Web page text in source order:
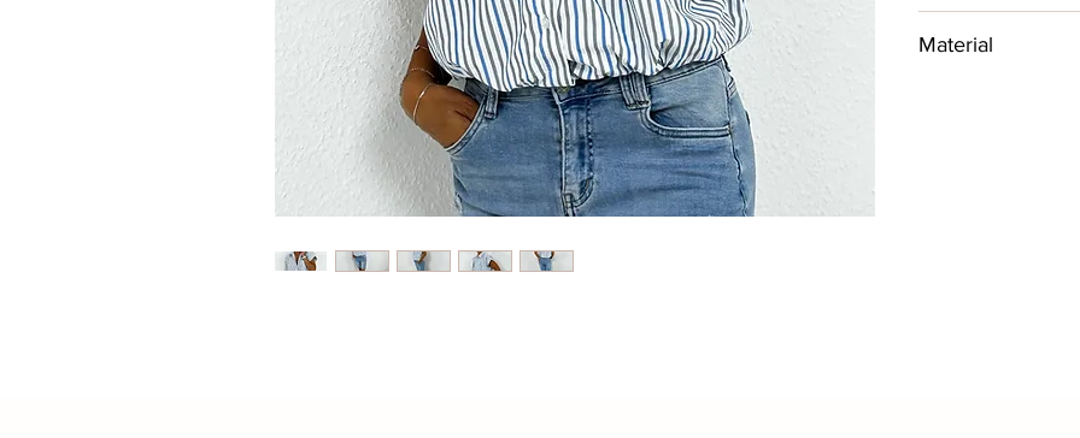
Reversekragen
AA - Maß 58
Material